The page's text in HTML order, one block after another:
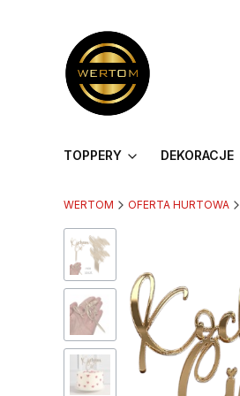
TOPPERY DEKORACJE
WERTOM OFERTA HURTOWA